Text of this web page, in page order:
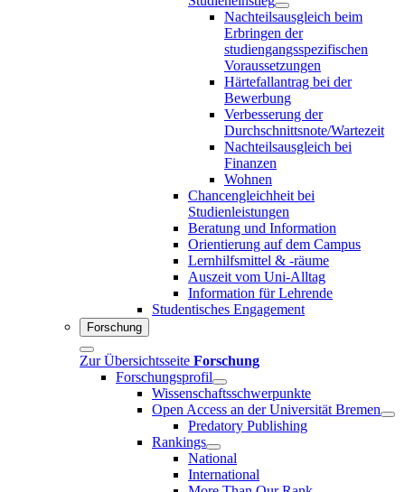
Nachteilsausgleich beim
Erbringen der
studiengangsspezifischen
Voraussetzungen
Härtefallantrag bei der
Bewerbung
Verbesserung der
Durchschnittsnote/Wartezeit
Nachteilsausgleich bei
Finanzen
Wohnen
Chancengleichheit bei
Studienleistungen
Beratung und Information
Orientierung auf dem Campus
Lernhilfsmittel & -räume
Auszeit vom Uni-Alltag
Information für Lehrende
Studentisches Engagement
Forschung
Zur Übersichtsseite Forschung
Forschungsprofil
Wissenschaftsschwerpunkte
Open Access an der Universität Bremen
Predatory Publishing
Rankings
National
International